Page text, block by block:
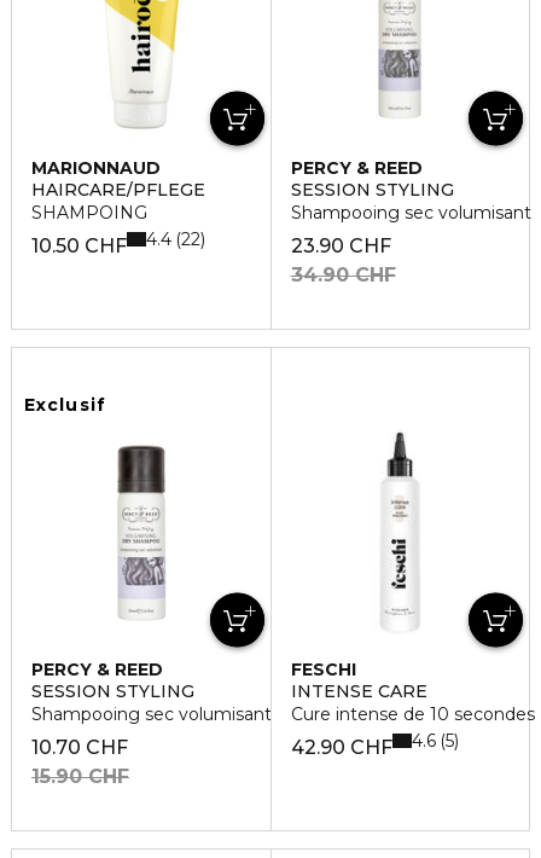
MARIONNAUD
HAIRCARE/PFLEGE
SHAMPOING
10.50 CHF 4.4 22
PERCY & REED
SESSION STYLING
Shampooing sec volumisant
23.90 CHF
34.90 CHF
Exclusif
PERCY & REED
SESSION STYLING
Shampooing sec volumisant
10.70 CHF
15.90 CHF
FESCHI
INTENSE CARE
Cure intense de 10 secondes
42.90 CHF 4.6 5